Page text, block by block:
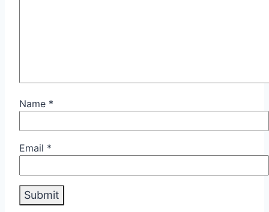
Name *
Email *